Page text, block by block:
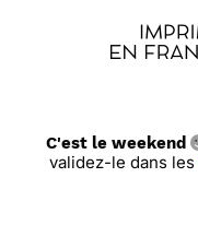
C'est le weekend
validez-le dans les